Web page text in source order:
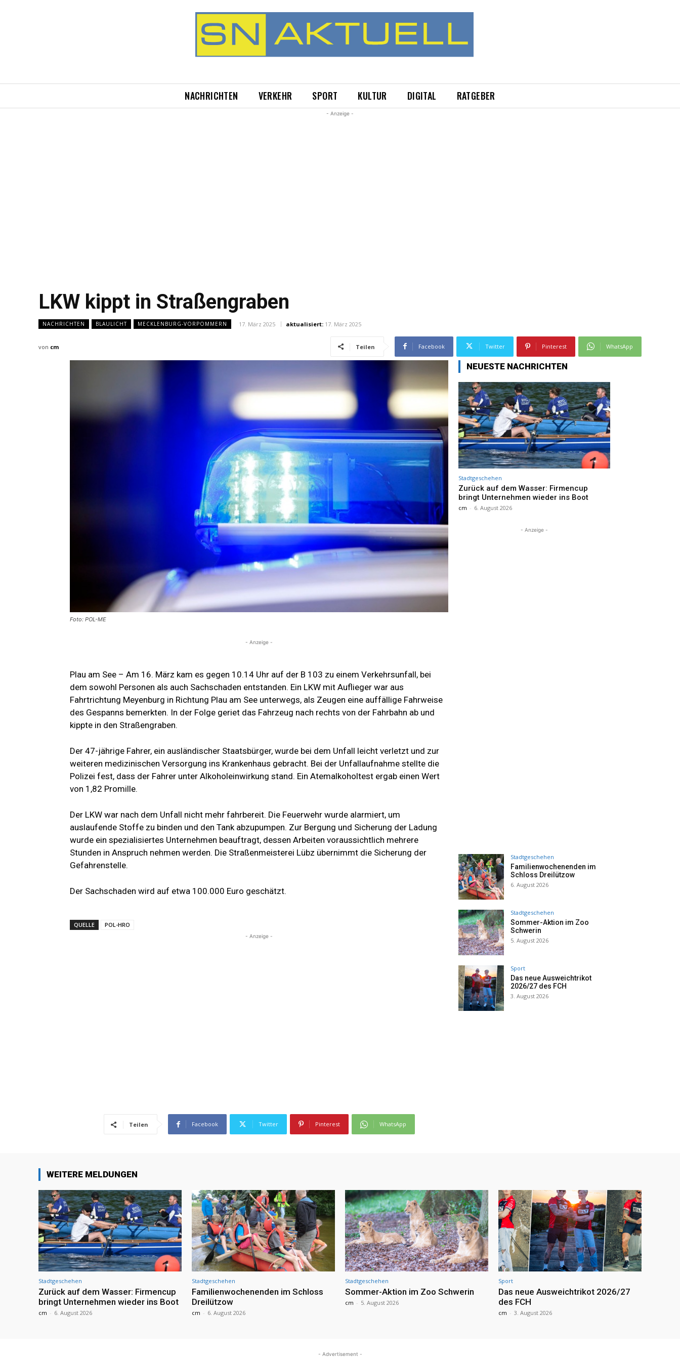
NACHRICHTEN VERKEHR SPORT KULTUR DIGITAL RATGEBER
- Anzeige -
LKW kippt in Straßengraben
NACHRICHTEN BLAULICHT MECKLENBURG-VORPOMMERN 17. März 2025 aktualisiert: 17. März 2025
von cm Teilen Facebook Twitter Pinterest WhatsApp
Foto: POL-ME
- Anzeige -
Plau am See – Am 16. März kam es gegen 10.14 Uhr auf der B 103 zu einem Verkehrsunfall, bei
dem sowohl Personen als auch Sachschaden entstanden. Ein LKW mit Auflieger war aus
Fahrtrichtung Meyenburg in Richtung Plau am See unterwegs, als Zeugen eine auffällige Fahrweise
des Gespanns bemerkten. In der Folge geriet das Fahrzeug nach rechts von der Fahrbahn ab und
kippte in den Straßengraben.
Der 47-jährige Fahrer, ein ausländischer Staatsbürger, wurde bei dem Unfall leicht verletzt und zur
weiteren medizinischen Versorgung ins Krankenhaus gebracht. Bei der Unfallaufnahme stellte die
Polizei fest, dass der Fahrer unter Alkoholeinwirkung stand. Ein Atemalkoholtest ergab einen Wert
von 1,82 Promille.
Der LKW war nach dem Unfall nicht mehr fahrbereit. Die Feuerwehr wurde alarmiert, um
auslaufende Stoffe zu binden und den Tank abzupumpen. Zur Bergung und Sicherung der Ladung
wurde ein spezialisiertes Unternehmen beauftragt, dessen Arbeiten voraussichtlich mehrere
Stunden in Anspruch nehmen werden. Die Straßenmeisterei Lübz übernimmt die Sicherung der
Gefahrenstelle.
Der Sachschaden wird auf etwa 100.000 Euro geschätzt.
QUELLE POL-HRO
- Anzeige -
Teilen Facebook Twitter Pinterest WhatsApp
NEUESTE NACHRICHTEN
Stadtgeschehen
Zurück auf dem Wasser: Firmencup
bringt Unternehmen wieder ins Boot
cm - 6. August 2026
- Anzeige -
Stadtgeschehen
Familienwochenenden im
Schloss Dreilützow
6. August 2026
Stadtgeschehen
Sommer-Aktion im Zoo
Schwerin
5. August 2026
Sport
Das neue Ausweichtrikot
2026/27 des FCH
3. August 2026
WEITERE MELDUNGEN
Stadtgeschehen
Zurück auf dem Wasser: Firmencup
bringt Unternehmen wieder ins Boot
cm - 6. August 2026
Stadtgeschehen
Familienwochenenden im Schloss
Dreilützow
cm - 6. August 2026
Stadtgeschehen
Sommer-Aktion im Zoo Schwerin
cm - 5. August 2026
Sport
Das neue Ausweichtrikot 2026/27
des FCH
cm - 3. August 2026
- Advertisement -